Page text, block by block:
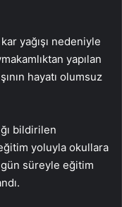
yağışı nedeniyle
yapılan
hayatı olumsuz
bildirilen
yoluyla okullara
süreyle eğitim